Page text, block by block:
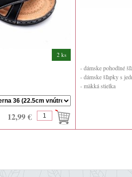
2 ks
12,99 €
- dámske pohodlné
- dámske šľapky s
- mäkká stielka